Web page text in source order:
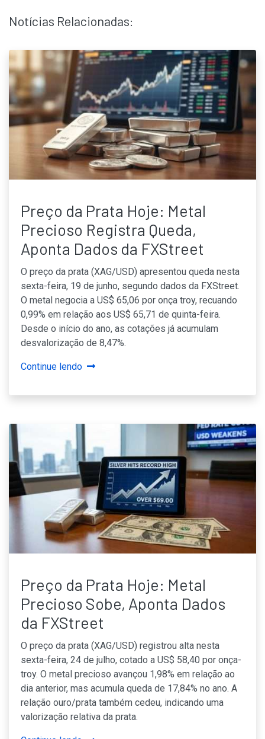
Notícias Relacionadas:
Preço da Prata Hoje: Metal
Precioso Registra Queda,
Aponta Dados da FXStreet
O preço da prata (XAG/USD) apresentou queda nesta
sexta-feira, 19 de junho, segundo dados da FXStreet.
O metal negocia a US$ 65,06 por onça troy, recuando
0,99% em relação aos US$ 65,71 de quinta-feira.
Desde o início do ano, as cotações já acumulam
desvalorização de 8,47%.
Continue lendo
Preço da Prata Hoje: Metal
Precioso Sobe, Aponta Dados
da FXStreet
O preço da prata (XAG/USD) registrou alta nesta
sexta-feira, 24 de julho, cotado a US$ 58,40 por onça-
troy. O metal precioso avançou 1,98% em relação ao
dia anterior, mas acumula queda de 17,84% no ano. A
relação ouro/prata também cedeu, indicando uma
valorização relativa da prata.